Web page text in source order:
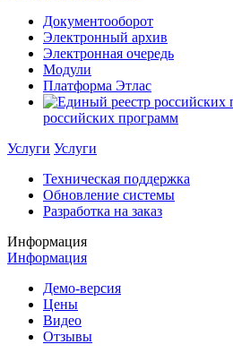
Документооборот
Электронный архив
Электронная очередь
Модули
Платформа Этлас
российских программ
Услуги Услуги
Техническая поддержка
Обновление системы
Разработка на заказ
Информация
Информация
Демо-версия
Цены
Видео
Отзывы